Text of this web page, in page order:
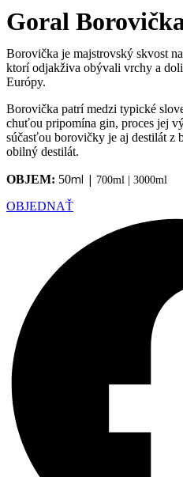
Goral
Borovička je majstrovský skvost
ktorí odjakživa obývali vrchy a
Európy.
Borovička patrí medzi typické
chuťou pripomína gin, proces jej
súčasťou borovičky je aj destilát z
obilný destilát.
OBJEM: 50ml | 700ml | 3000ml
OBJEDNAŤ